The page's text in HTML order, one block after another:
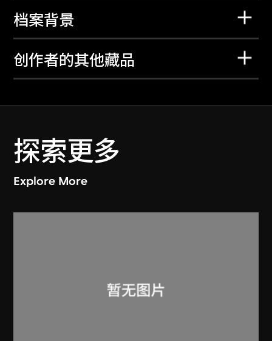
档案背景
创作者的其他藏品
探索更多
Explore More